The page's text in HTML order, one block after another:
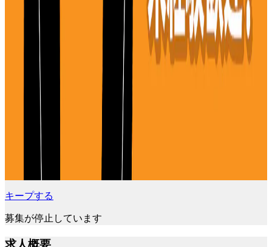
キープする
募集が停止しています
求人概要